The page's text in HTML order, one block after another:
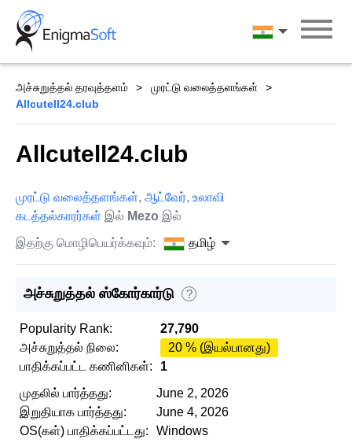
Skip
content
தமிழ்
அச்சுறுத்தல் தரவுத்தளம்
முரட்டு வலைத்தளங்கள்
Allcutell24.club
Allcutell24.club
முரட்டு வலைத்தளங்கள், ஆட்வேர், உலாவி
கடத்தல்காரர்கள் இல் Mezo இல்
இதற்கு மொழிபெயர்க்கவும்:
தமிழ்
அச்சுறுத்தல் ஸ்கோர்கார்டு ?
Popularity Rank:
27,790
அச்சுறுத்தல் நிலை:
20 % (இயல்பானது)
பாதிக்கப்பட்ட கணினிகள்:
1
முதலில் பார்த்தது:
June 2, 2026
இறுதியாக பார்த்தது:
June 4, 2026
OS(கள்) பாதிக்கப்பட்டது:
Windows